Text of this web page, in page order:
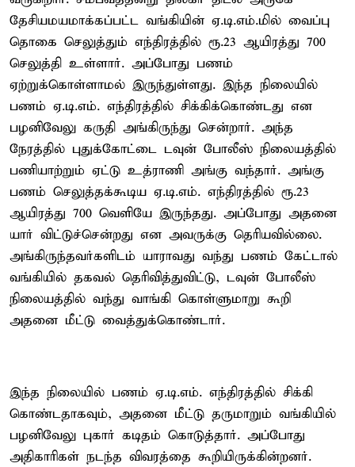
தேசியமயமாக்கப்பட்ட வங்கியின் ஏ.டி.எம்.மில் வைப்பு
தொகை செலுத்தும் எந்திரத்தில் ரூ.23 ஆயிரத்து 700
செலுத்தி உள்ளார். அப்போது பணம்
ஏற்றுக்கொள்ளாமல் இருந்துள்ளது. இந்த நிலையில்
பணம் ஏ.டி.எம். எந்திரத்தில் சிக்கிக்கொண்டது என
பழனிவேலு கருதி அங்கிருந்து சென்றார். அந்த
நேரத்தில் புதுக்கோட்டை டவுன் போலீஸ் நிலையத்தில்
பணியாற்றும் ஏட்டு உத்ராணி அங்கு வந்தார். அங்கு
பணம் செலுத்தக்கூடிய ஏ.டி.எம். எந்திரத்தில் ரூ.23
ஆயிரத்து 700 வெளியே இருந்தது. அப்போது அதனை
யார் விட்டுச்சென்றது என அவருக்கு தெரியவில்லை.
அங்கிருந்தவர்களிடம் யாராவது வந்து பணம் கேட்டால்
வங்கியில் தகவல் தெரிவித்துவிட்டு, டவுன் போலீஸ்
நிலையத்தில் வந்து வாங்கி கொள்ளுமாறு கூறி
அதனை மீட்டு வைத்துக்கொண்டார்.
இந்த நிலையில் பணம் ஏ.டி.எம். எந்திரத்தில் சிக்கி
கொண்டதாகவும், அதனை மீட்டு தருமாறும் வங்கியில்
பழனிவேலு புகார் கடிதம் கொடுத்தார். அப்போது
அதிகாரிகள் நடந்த விவரத்தை கூறியிருக்கின்றனர்.